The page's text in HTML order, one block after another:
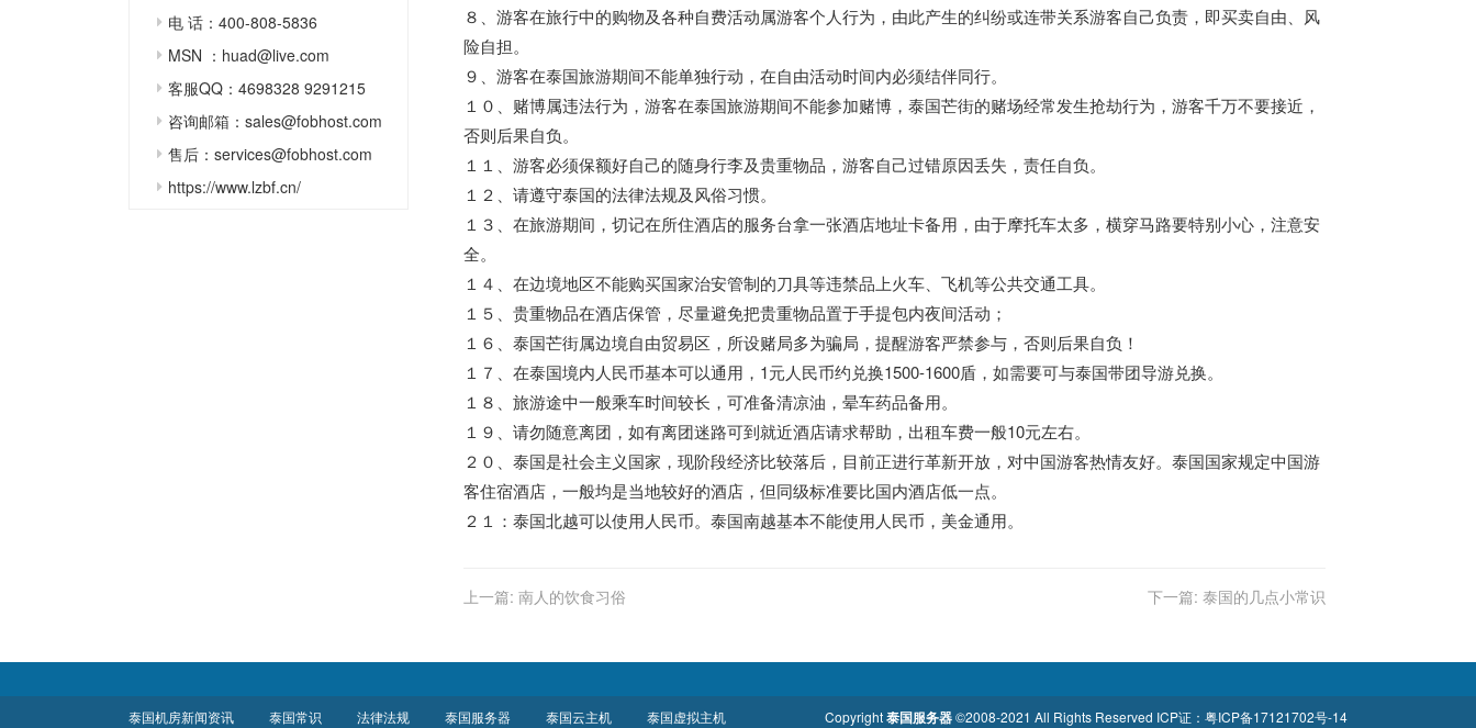
电 话：400-808-5836
MSN ：huad@live.com
客服QQ：4698328 9291215
咨询邮箱：sales@fobhost.com
售后：services@fobhost.com
https://www.lzbf.cn/
８、游客在旅行中的购物及各种自费活动属游客个人行为，由此产生的纠纷或连带关系游客自己负责，即买卖自由、风
险自担。
９、游客在泰国旅游期间不能单独行动，在自由活动时间内必须结伴同行。
１０、赌博属违法行为，游客在泰国旅游期间不能参加赌博，泰国芒街的赌场经常发生抢劫行为，游客千万不要接近，
否则后果自负。
１１、游客必须保额好自己的随身行李及贵重物品，游客自己过错原因丢失，责任自负。
１２、请遵守泰国的法律法规及风俗习惯。
１３、在旅游期间，切记在所住酒店的服务台拿一张酒店地址卡备用，由于摩托车太多，横穿马路要特别小心，注意安
全。
１４、在边境地区不能购买国家治安管制的刀具等违禁品上火车、飞机等公共交通工具。
１５、贵重物品在酒店保管，尽量避免把贵重物品置于手提包内夜间活动；
１６、泰国芒街属边境自由贸易区，所设赌局多为骗局，提醒游客严禁参与，否则后果自负！
１７、在泰国境内人民币基本可以通用，1元人民币约兑换1500-1600盾，如需要可与泰国带团导游兑换。
１８、旅游途中一般乘车时间较长，可准备清凉油，晕车药品备用。
１９、请勿随意离团，如有离团迷路可到就近酒店请求帮助，出租车费一般10元左右。
２０、泰国是社会主义国家，现阶段经济比较落后，目前正进行革新开放，对中国游客热情友好。泰国国家规定中国游
客住宿酒店，一般均是当地较好的酒店，但同级标准要比国内酒店低一点。
２１：泰国北越可以使用人民币。泰国南越基本不能使用人民币，美金通用。
上一篇: 南人的饮食习俗 下一篇: 泰国的几点小常识
泰国机房新闻资讯 泰国常识 法律法规 泰国服务器 泰国云主机 泰国虚拟主机 Copyright泰国服务器©2008-2021 All Rights Reserved ICP证： 粤ICP备17121702号-14